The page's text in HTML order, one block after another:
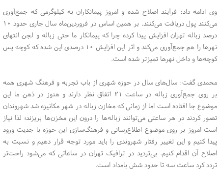
وی ادامه داد: فرآیند اصلاح شده و امروز پیمانکاران به کیلوگرمی که جمع‌آوری
می‌کنند پول دریافت می‌کنند. بر همین اساس در فروردین‌ماه سال جاری حدود ۱۰
درصد زباله تهران افزایش پیدا کرده چرا که پیمانکار ما حتی زباله و لجن انتهای
نهرها را هم جمع‌آوری می‌کند و اثر این افزایش ۱۰ درصدی این شده که کوچه پس
کوچه‌ها و داخل نهرها تمیزتر شده است.
محمدی گفت: سال‌های سال در حوزه شهری از باب تجربه و فرهنگ شهری همه
بر روی جمع‌آوری زباله در ساعت ۲۱ اتفاق نظر دارند و هنوز در ذهن ما این
موضوع جا افتاده است اما از زمانی که مخازن زباله در شهر مکانیزه شد شهروندان
تصور کردند در هر ساعتی می‌توانند زباله‌ها را درون این مخزن‌ها بریزند؛ لذا نیاز
است امروز بر روی موضوع اطلاع‌رسانی و فرهنگ‌سازی این حوزه با جدیت ورود
پیدا کنیم و این تغییر رفتار شهروندی را باید مورد توجه قرار دهیم و نسبت به
اصلاح آن اقدام کنیم. بی‌تردید در ترافیک تهران در ساعاتی که می‌شود راحت‌تر
تردد کرد ساعت سه تا حدود شش بامداد است.